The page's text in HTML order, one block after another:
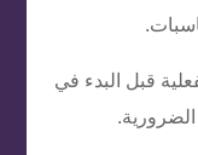
قبل البدء في
الضرورية.